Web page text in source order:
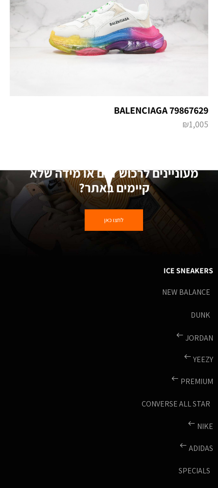
BALENCIAGA 79867629
₪1,005
מעוניינים לרכוש דגם או מידה שלא
קיימים באתר?
לחצו כאן
ICE SNEAKERS
NEW BALANCE
DUNK
JORDAN
YEEZY
PREMIUM
CONVERSE ALL STAR
NIKE
ADIDAS
SPECIALS